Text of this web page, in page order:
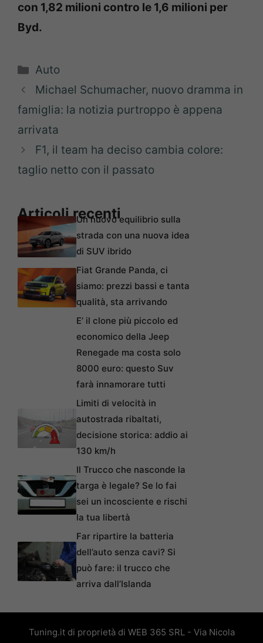
con 1,82 milioni contro le 1,6 milioni per
Byd.
Categorie
Auto
Michael Schumacher, nuovo dramma in
famiglia: la notizia purtroppo è appena
arrivata
F1, il team ha deciso cambia colore:
taglio netto con il passato
Articoli recentiUn nuovo equilibrio sulla
strada con una nuova idea
di SUV ibrido
Fiat Grande Panda, ci
siamo: prezzi bassi e tanta
qualità, sta arrivando
E’ il clone più piccolo ed
economico della Jeep
Renegade ma costa solo
8000 euro: questo Suv
farà innamorare tutti
Limiti di velocità in
autostrada ribaltati,
decisione storica: addio ai
130 km/h
Il Trucco che nasconde la
targa è legale? Se lo fai
sei un incosciente e rischi
la tua libertà
Far ripartire la batteria
dell’auto senza cavi? Si
può fare: il trucco che
arriva dall’Islanda
Tuning.it di proprietà di WEB 365 SRL - Via Nicola